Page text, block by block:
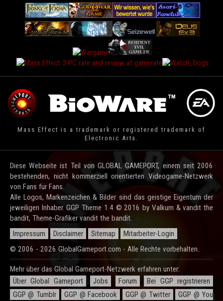
Mass Effect is a trademark or registered trademark of
Electronic Arts.
Diese Webseite ist Teil von GLOBAL GAMEPORT, einem seit 2006
bestehenden, nicht kommerziell orientierten Videogame-Netzwerk
von Fans für Fans.
Alle Logos, Markenzeichen & Bilder sind das geistige Eigentum der
jeweiligen Inhaber. GGP Theme 1.4 © 2016 by Valkum & vandit the
bandit, Theme-Grafiker vandit the bandit.
Impressum
Disclaimer Sitemap
Mitarbeiter-Login
© 2006 - 2026 GlobalGameport.com - Alle Rechte vorbehalten.
Mehr über das Global Gameport-Netzwerk erfahren unter:
Über Global Gameport
Jobs Forum
Bei GGP registrieren
GGP @ Tumblr
GGP @ Facebook GGP @ Twitter GGP @ You